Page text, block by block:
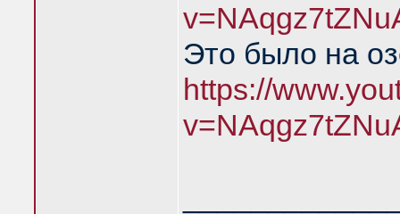
Это было на
https://